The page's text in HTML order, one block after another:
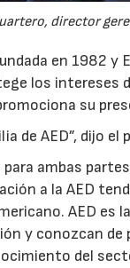
director
en 1982 y
los intereses
su
de AED”, dijo el
ambas
a la AED
AED es
y conozcan
del